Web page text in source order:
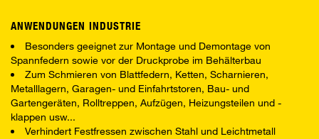
ANWENDUNGEN INDUSTRIE
Besonders geeignet zur Montage und Demontage von
Spannfedern sowie vor der Druckprobe im Behälterbau
Zum Schmieren von Blattfedern, Ketten, Scharnieren,
Metalllagern, Garagen- und Einfahrtstoren, Bau- und
Gartengeräten, Rolltreppen, Aufzügen, Heizungsteilen und -
klappen usw...
Verhindert Festfressen zwischen Stahl und Leichtmetall